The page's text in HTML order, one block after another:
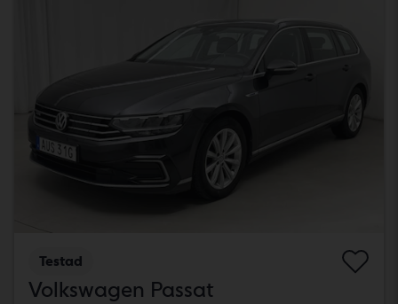
Testad
Volkswagen Passat